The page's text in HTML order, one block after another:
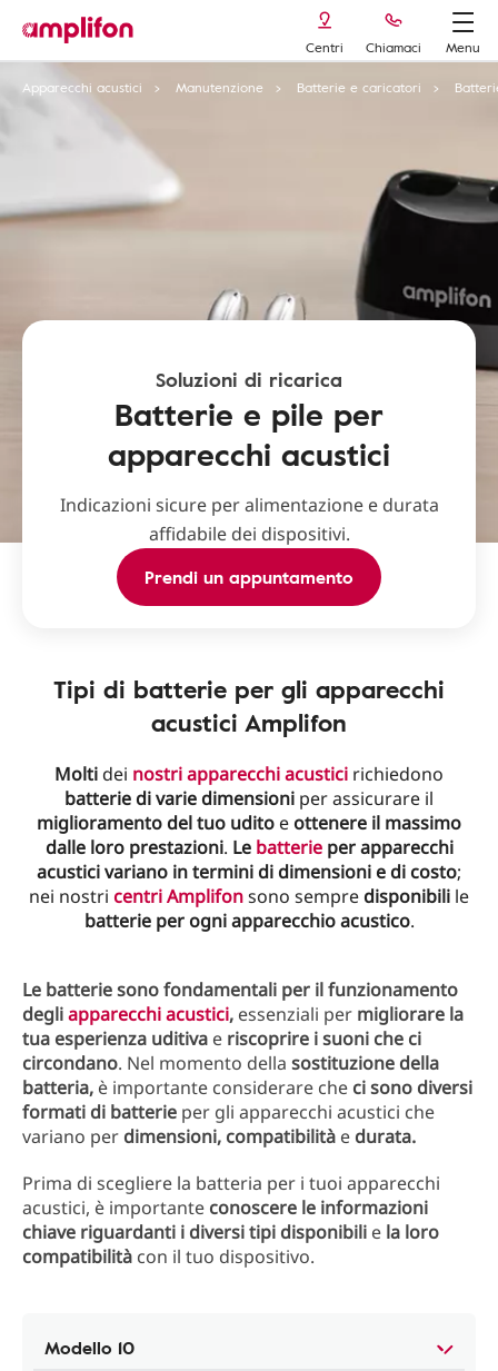
Centri Chiamaci
Menu
Apparecchi acustici
Manutenzione Batterie e caricatori
Soluzioni di ricarica
Batterie e pile per
apparecchi acustici
Indicazioni sicure per alimentazione e durata
affidabile dei dispositivi.
Prendi un appuntamento
Tipi di batterie per gli apparecchi
acustici Amplifon
Moltidei nostri apparecchi acustici richiedono
batterie di varie dimensioni per assicurare il
miglioramento del tuo udito e ottenere il massimo
dalle loro prestazioni. Le batterieper apparecchi
acustici variano in termini di dimensioni e di costo;
nei nostri centri Amplifonsono sempredisponibili le
batterie per ogni apparecchio acustico.
Le batterie sono fondamentali per il funzionamento
degliapparecchi acustici, essenziali per migliorare la
tua esperienza uditiva e riscoprire i suoni che ci
circondano. Nel momento della sostituzione della
batteria, è importante considerare che ci sono diversi
formati di batterie per gli apparecchi acustici che
variano per dimensioni, compatibilità e durata.
Prima di scegliere la batteria per i tuoi apparecchi
acustici, è importante conoscere le informazioni
chiave riguardanti i diversi tipi disponibili e la loro
compatibilità con il tuo dispositivo.
Modello 10